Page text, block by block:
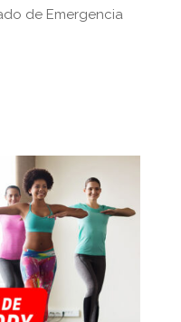
de Emergencia